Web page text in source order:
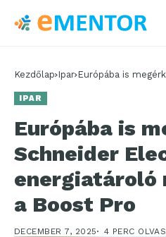
Kezdőlap Ipar Európába is
IPAR
Európába is
Schneider
energiatároló
a Boost Pro
DECEMBER 7, 2025 4 PERC